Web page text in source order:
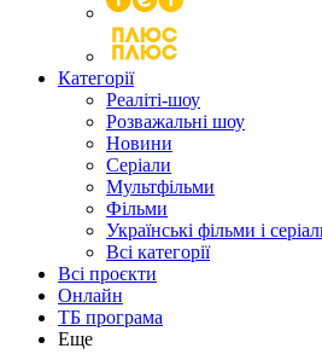
Категорії
Реаліті-шоу
Розважальні шоу
Новини
Серіали
Мультфільми
Фільми
Українські фільми і
Всі категорії
Всі проєкти
Онлайн
ТБ програма
Еще